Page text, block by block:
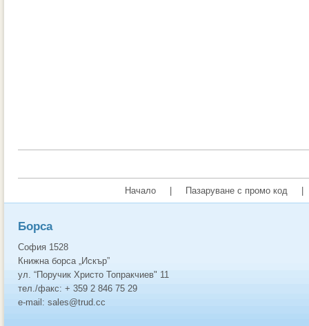
Начало Пазаруване с промо код
Борса
София 1528
Книжна борса „Искър”
ул. “Поручик Христо Топракчиев" 11
тел./факс: + 359 2 846 75 29
e-mail: sales@trud.cc